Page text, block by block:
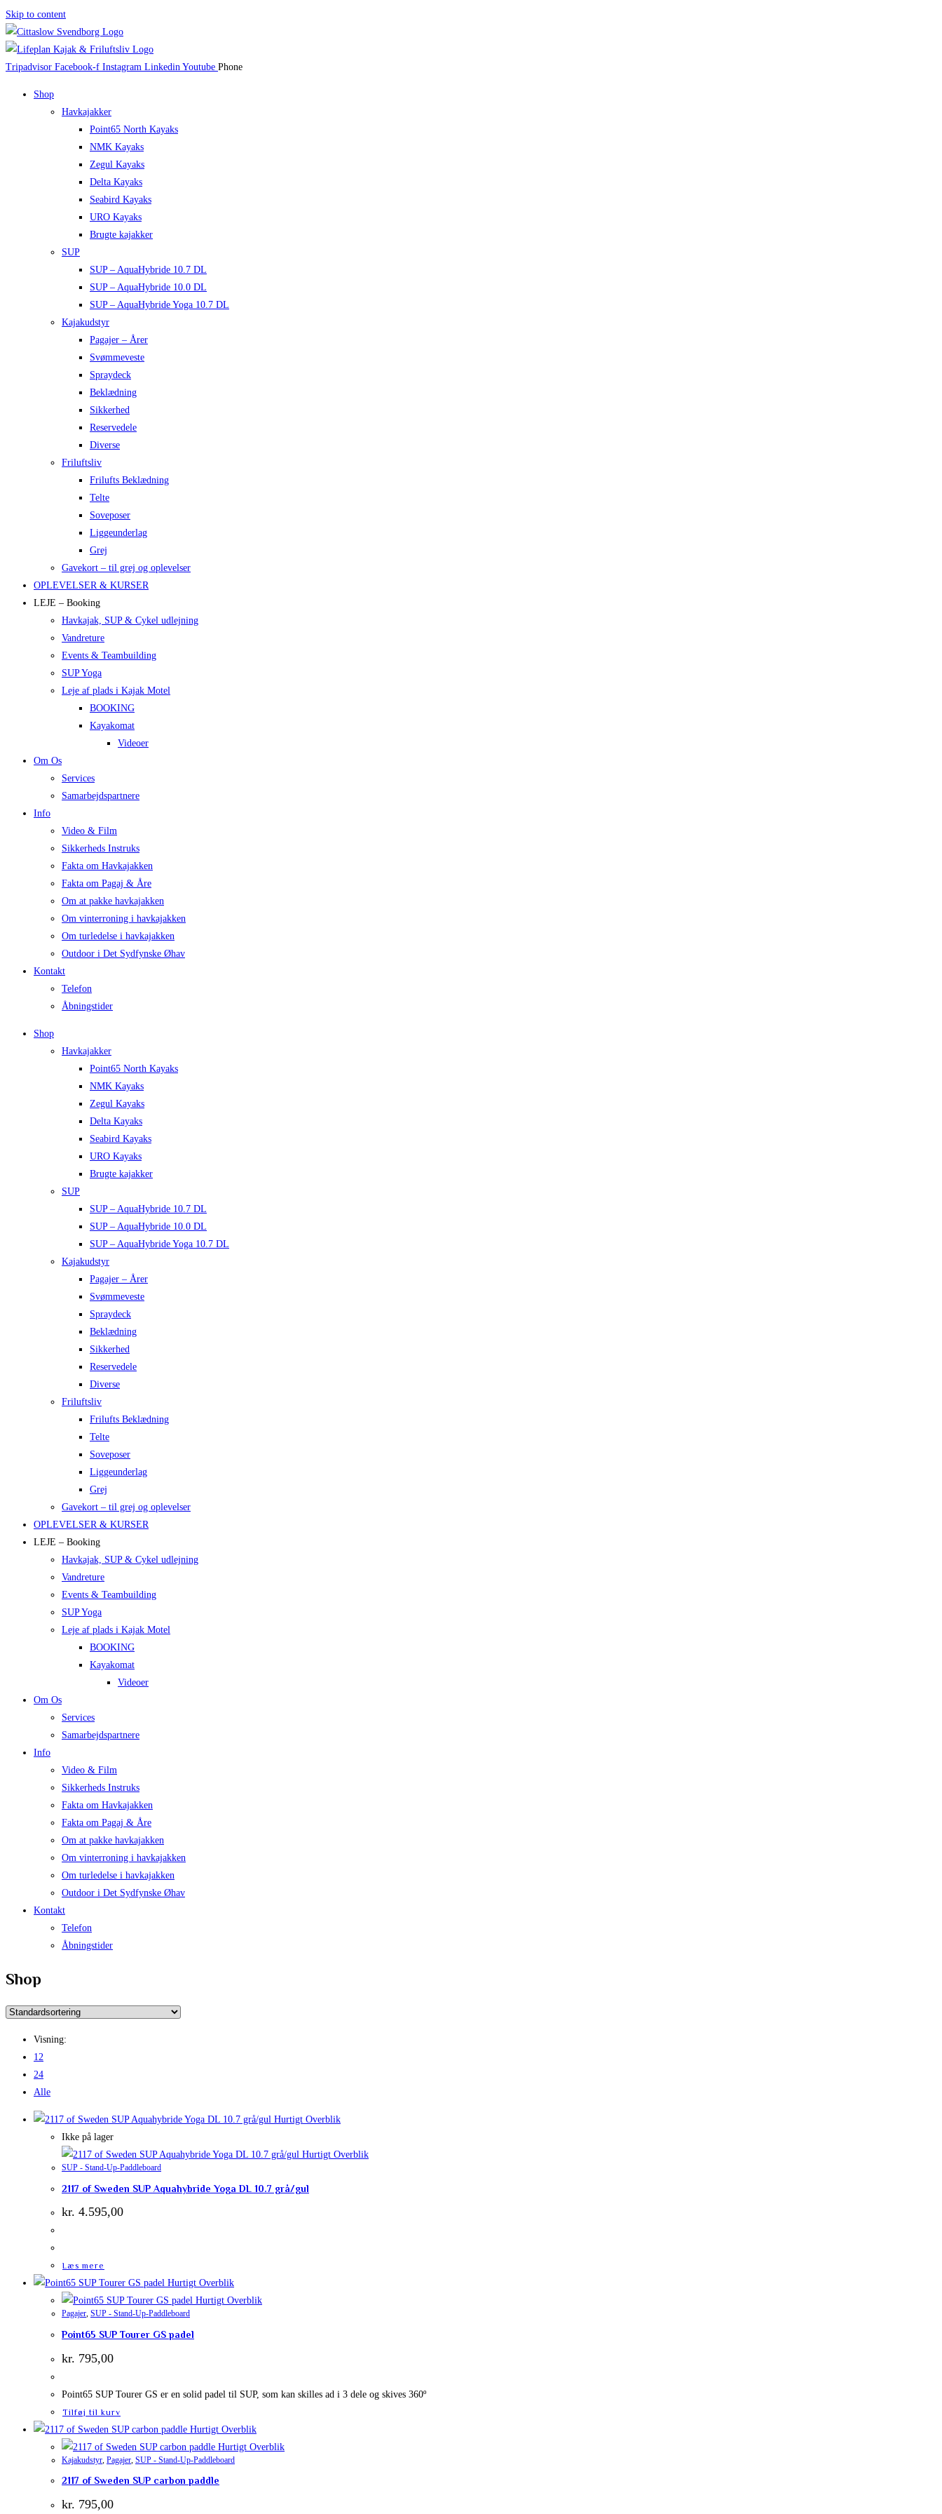
Skip to content
Tripadvisor Facebook-f Instagram Linkedin Youtube Phone
Shop
Havkajakker
Point65 North Kayaks
NMK Kayaks
Zegul Kayaks
Delta Kayaks
Seabird Kayaks
URO Kayaks
Brugte kajakker
SUP
SUP – AquaHybride 10.7 DL
SUP – AquaHybride 10.0 DL
SUP – AquaHybride Yoga 10.7 DL
Kajakudstyr
Pagajer – Årer
Svømmeveste
Spraydeck
Beklædning
Sikkerhed
Reservedele
Diverse
Friluftsliv
Frilufts Beklædning
Telte
Soveposer
Liggeunderlag
Grej
Gavekort – til grej og oplevelser
OPLEVELSER & KURSER
LEJE – Booking
Havkajak, SUP & Cykel udlejning
Vandreture
Events & Teambuilding
SUP Yoga
Leje af plads i Kajak Motel
BOOKING
Kayakomat
Videoer
Om Os
Services
Samarbejdspartnere
Info
Video & Film
Sikkerheds Instruks
Fakta om Havkajakken
Fakta om Pagaj & Åre
Om at pakke havkajakken
Om vinterroning i havkajakken
Om turledelse i havkajakken
Outdoor i Det Sydfynske Øhav
Kontakt
Telefon
Åbningstider
Shop
Havkajakker
Point65 North Kayaks
NMK Kayaks
Zegul Kayaks
Delta Kayaks
Seabird Kayaks
URO Kayaks
Brugte kajakker
SUP
SUP – AquaHybride 10.7 DL
SUP – AquaHybride 10.0 DL
SUP – AquaHybride Yoga 10.7 DL
Kajakudstyr
Pagajer – Årer
Svømmeveste
Spraydeck
Beklædning
Sikkerhed
Reservedele
Diverse
Friluftsliv
Frilufts Beklædning
Telte
Soveposer
Liggeunderlag
Grej
Gavekort – til grej og oplevelser
OPLEVELSER & KURSER
LEJE – Booking
Havkajak, SUP & Cykel udlejning
Vandreture
Events & Teambuilding
SUP Yoga
Leje af plads i Kajak Motel
BOOKING
Kayakomat
Videoer
Om Os
Services
Samarbejdspartnere
Info
Video & Film
Sikkerheds Instruks
Fakta om Havkajakken
Fakta om Pagaj & Åre
Om at pakke havkajakken
Om vinterroning i havkajakken
Om turledelse i havkajakken
Outdoor i Det Sydfynske Øhav
Kontakt
Telefon
Åbningstider
Shop
Visning:
12
24
Alle
Hurtigt Overblik
Ikke på lager
Hurtigt Overblik
SUP - Stand-Up-Paddleboard
2117 of Sweden SUP Aquahybride Yoga DL 10.7 grå/gul
kr. 4.595,00
Læs mere
Hurtigt Overblik
Hurtigt Overblik
Pagajer, SUP - Stand-Up-Paddleboard
Point65 SUP Tourer GS padel
kr. 795,00
Point65 SUP Tourer GS er en solid padel til SUP, som kan skilles ad i 3 dele og skives 360º
Tilføj til kurv
Hurtigt Overblik
Hurtigt Overblik
Kajakudstyr Pagajer SUP - Stand-Up-Paddleboard
2117 of Sweden SUP carbon paddle
kr. 795,00